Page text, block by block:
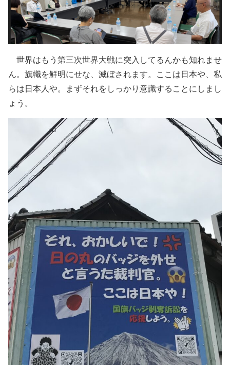
世界はもう第三次世界大戦に突入してるんかも知れませ
ん。旗幟を鮮明にせな、滅ぼされます。ここは日本や、私
らは日本人や。まずそれをしっかり意識することにしまし
ょう。